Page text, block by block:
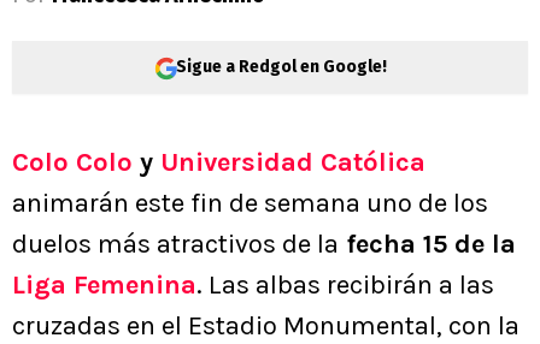
Sigue a Redgol en Google!
Colo Colo y Universidad Católica
animarán este fin de semana uno de los
duelos más atractivos de la fecha 15 de la
Liga Femenina. Las albas recibirán a las
cruzadas en el Estadio Monumental, con la